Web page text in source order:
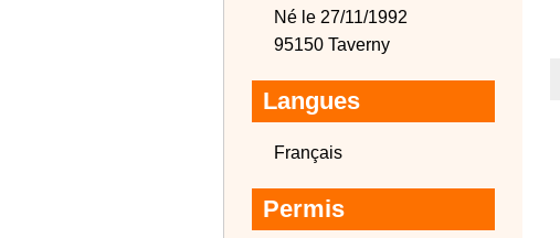
Né le 27/11/1992
95150 Taverny
Langues
Français
Permis